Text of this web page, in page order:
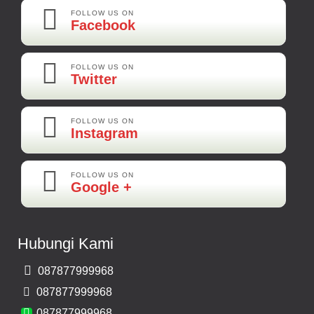
Maya-Palembang
Barang Sudah Sampai Mbak Ratna Makasih
FOLLOW US ON
Facebook
FOLLOW US ON
Twitter
FOLLOW US ON
Instagram
FOLLOW US ON
Google +
Hubungi Kami
087877999968
087877999968